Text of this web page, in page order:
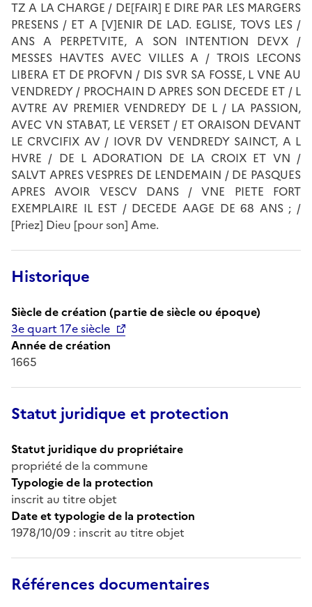
TZ A LA CHARGE / DE[FAIR] E DIRE PAR LES MARGERS
PRESENS / ET A [V]ENIR DE LAD. EGLISE, TOVS LES /
ANS A PERPETVITE, A SON INTENTION DEVX /
MESSES HAVTES AVEC VILLES A / TROIS LECONS
LIBERA ET DE PROFVN / DIS SVR SA FOSSE, L VNE AU
VENDREDY / PROCHAIN D APRES SON DECEDE ET / L
AVTRE AV PREMIER VENDREDY DE L / LA PASSION,
AVEC VN STABAT, LE VERSET / ET ORAISON DEVANT
LE CRVCIFIX AV / IOVR DV VENDREDY SAINCT, A L
HVRE / DE L ADORATION DE LA CROIX ET VN /
SALVT APRES VESPRES DE LENDEMAIN / DE PASQUES
APRES AVOIR VESCV DANS / VNE PIETE FORT
EXEMPLAIRE IL EST / DECEDE AAGE DE 68 ANS ; /
[Priez] Dieu [pour son] Ame.
Historique
Siècle de création (partie de siècle ou époque)
3e quart 17e siècle
Année de création
1665
Statut juridique et protection
Statut juridique du propriétaire
propriété de la commune
Typologie de la protection
inscrit au titre objet
Date et typologie de la protection
1978/10/09 : inscrit au titre objet
Références documentaires